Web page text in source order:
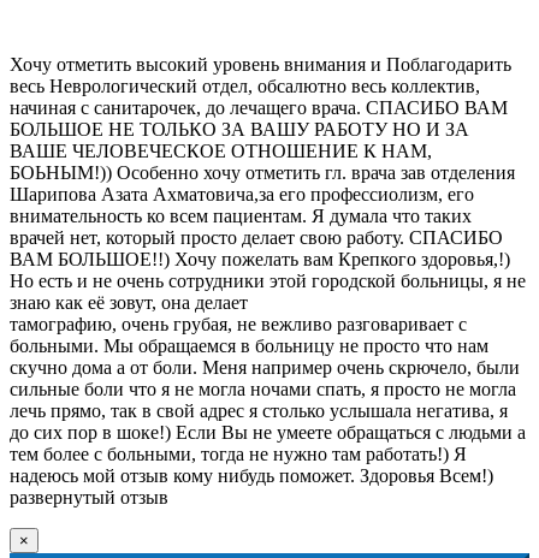
Хочу отметить высокий уровень внимания и Поблагодарить
весь Неврологический отдел, обсалютно весь коллектив,
начиная с санитарочек, до лечащего врача. СПАСИБО ВАМ
БОЛЬШОЕ НЕ ТОЛЬКО ЗА ВАШУ РАБОТУ НО И ЗА
ВАШЕ ЧЕЛОВЕЧЕСКОЕ ОТНОШЕНИЕ К НАМ,
БОЬНЫМ!)) Особенно хочу отметить гл. врача зав отделения
Шарипова Азата Ахматовича,за его профессиолизм, его
внимательность ко всем пациентам. Я думала что таких
врачей нет, который просто делает свою работу. СПАСИБО
ВАМ БОЛЬШОЕ!!) Хочу пожелать вам Крепкого здоровья,!)
Но есть и не очень сотрудники этой городской больницы, я не
знаю как её зовут, она делает
тамографию, очень грубая, не вежливо разговаривает с
больными. Мы обращаемся в больницу не просто что нам
скучно дома а от боли. Меня например очень скрючело, были
сильные боли что я не могла ночами спать, я просто не могла
лечь прямо, так в свой адрес я столько услышала негатива, я
до сих пор в шоке!) Если Вы не умеете обращаться с людьми а
тем более с больными, тогда не нужно там работать!) Я
надеюсь мой отзыв кому нибудь поможет. Здоровья Всем!)
развернутый отзыв
×